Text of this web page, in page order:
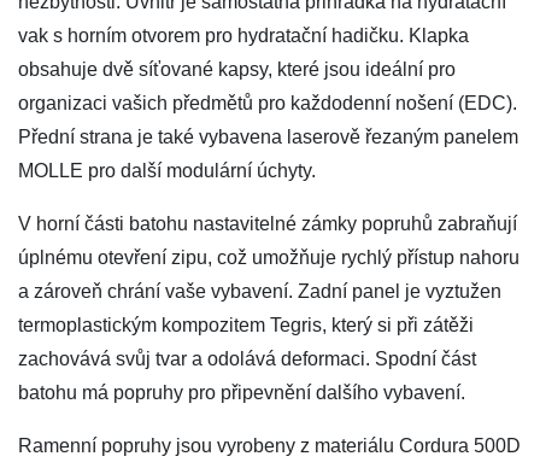
vak s horním otvorem pro hydratační hadičku. Klapka
obsahuje dvě síťované kapsy, které jsou ideální pro
organizaci vašich předmětů pro každodenní nošení (EDC).
Přední strana je také vybavena laserově řezaným panelem
MOLLE pro další modulární úchyty.
V horní části batohu nastavitelné zámky popruhů zabraňují
úplnému otevření zipu, což umožňuje rychlý přístup nahoru
a zároveň chrání vaše vybavení. Zadní panel je vyztužen
termoplastickým kompozitem Tegris, který si při zátěži
zachovává svůj tvar a odolává deformaci. Spodní část
batohu má popruhy pro připevnění dalšího vybavení.
Ramenní popruhy jsou vyrobeny z materiálu Cordura 500D